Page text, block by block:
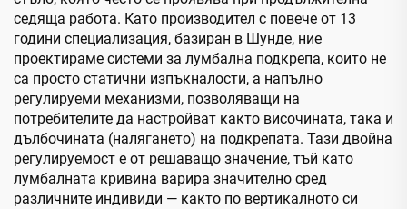
седяща работа. Като производител с повече от 13
години специализация, базиран в Шунде, ние
проектираме системи за лумбална подкрепа, които не
са просто статични изпъкналости, а напълно
регулируеми механизми, позволяващи на
потребителите да настройват както височината, така и
дълбочината (налягането) на подкрепата. Тази двойна
регулируемост е от решаващо значение, тъй като
лумбалната кривина варира значително сред
различните индивиди — както по вертикалното си